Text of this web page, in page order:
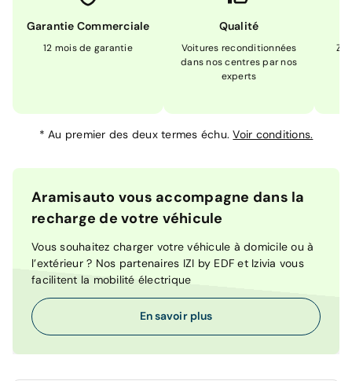
Garantie Commerciale
12 mois de garantie
Qualité
Voitures reconditionnées
dans nos centres par nos
experts
*Au premier des deux termes échu.Voir conditions.
Aramisauto vous accompagne dans la
recharge de votre véhicule
Vous souhaitez charger votre véhicule à domicile ou à
l’extérieur ? Nos partenaires IZI by EDF et Izivia vous
facilitent la mobilité électrique
En savoir plus